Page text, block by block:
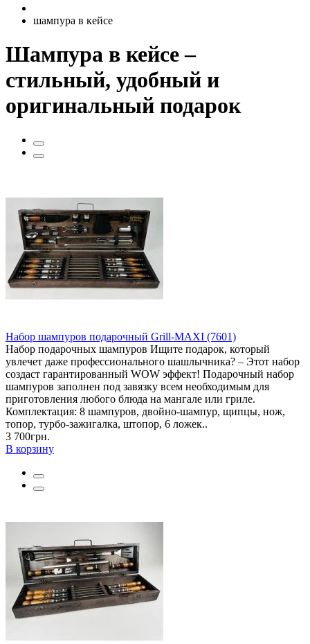
шампура в кейсе
Шампура в кейсе –
стильный, удобный и
оригинальный подарок
Набор шампуров подарочный Grill-MAXI (7601)
Набор подарочных шампуров Ищите подарок, который
увлечет даже профессионального шашлычника? – Этот набор
создаст гарантированный WOW эффект! Подарочный набор
шампуров заполнен под завязку всем необходимым для
приготовления любого блюда на мангале или гриле.
Комплектация: 8 шампуров, двойно-шампур, щипцы, нож,
топор, турбо-зажигалка, штопор, 6 ложек..
3 700грн.
В корзину